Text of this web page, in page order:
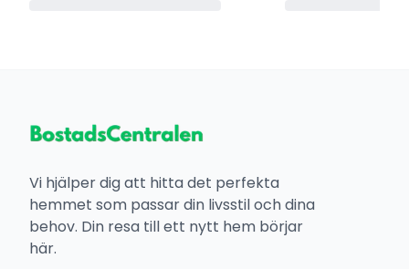
Vi hjälper dig att hitta det perfekta
hemmet som passar din livsstil och dina
behov. Din resa till ett nytt hem börjar
här.